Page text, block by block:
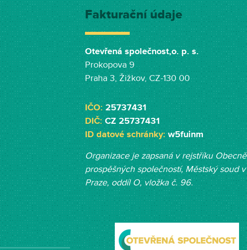
Fakturační údaje
Otevřená společnost,o. p. s.
Prokopova 9
Praha 3, Žižkov, CZ-130 00
IČO:25737431
DIČ:CZ 25737431
ID datové schránky:w5fuinm
Organizace je zapsaná v rejstříku Obecně
prospěšných společností, Městský soud v
Praze, oddíl O, vložka č. 96.